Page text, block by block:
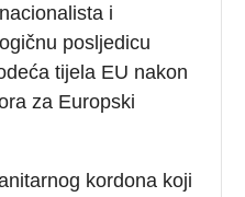
i
posljedicu
tijela EU nakon
za Europski
kordona koji